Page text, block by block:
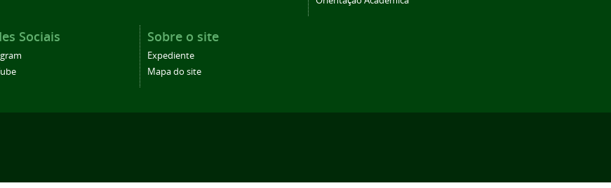
Sociais Sobre o site
Expediente
Mapa do site